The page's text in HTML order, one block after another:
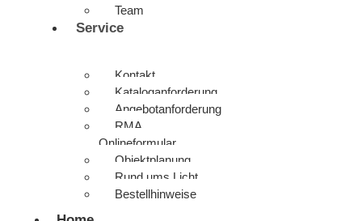
Team
Service
Kontakt
Kataloganforderung
Angebotanforderung
RMA
Onlineformular
Objektplanung
Rund ums Licht
Bestellhinweise